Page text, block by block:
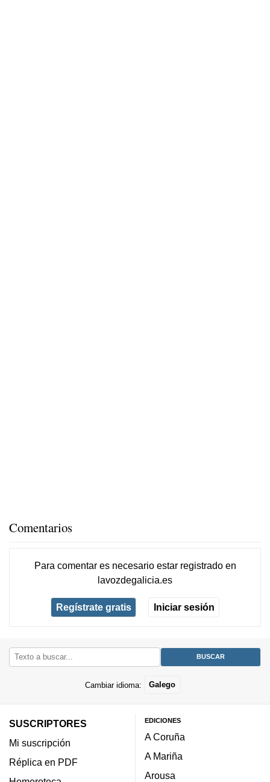
Comentarios
Para comentar es necesario estar registradoen
lavozdegalicia.es
Regístrate gratis Iniciar sesión
Cambiar idioma: Galego
SUSCRIPTORES
Mi suscripción
Réplica en PDF
EDICIONES
A Coruña
A Mariña
Arousa